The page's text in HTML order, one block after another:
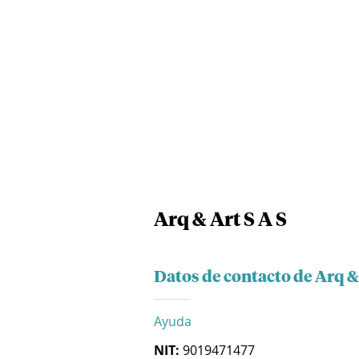
Arq & Art S A S
Datos de contacto de Arq &
Ayuda
NIT: 9019471477